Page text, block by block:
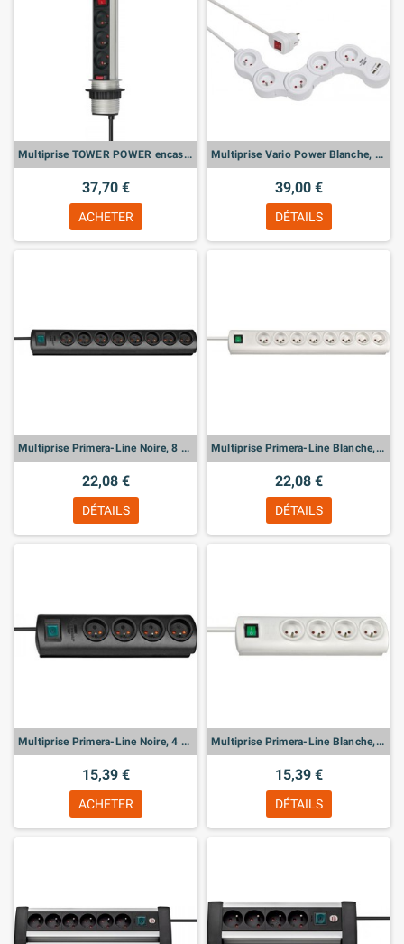
Multiprise TOWER POWER encastrable, 3 prises
37,70 €
ACHETER
Multiprise Vario Power Blanche, modulable, 5 prises + 2 prises USB
39,00 €
DÉTAILS
Multiprise Primera-Line Noire, 8 prises
22,08 €
DÉTAILS
Multiprise Primera-Line Blanche, 8 prises
22,08 €
DÉTAILS
Multiprise Primera-Line Noire, 4 prises
15,39 €
ACHETER
Multiprise Primera-Line Blanche, 4 prises
15,39 €
DÉTAILS